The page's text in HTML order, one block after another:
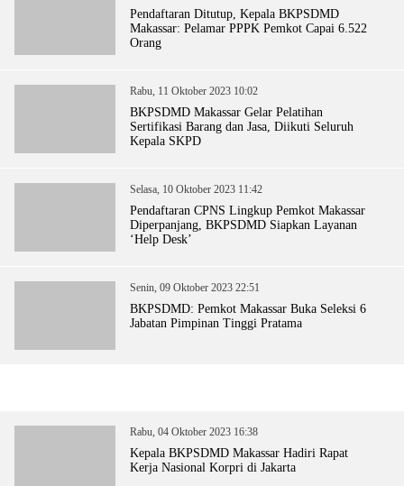
Pendaftaran Ditutup, Kepala BKPSDMD
Makassar: Pelamar PPPK Pemkot Capai 6.522
Orang
Rabu, 11 Oktober 2023 10:02
BKPSDMD Makassar Gelar Pelatihan
Sertifikasi Barang dan Jasa, Diikuti Seluruh
Kepala SKPD
Selasa, 10 Oktober 2023 11:42
Pendaftaran CPNS Lingkup Pemkot Makassar
Diperpanjang, BKPSDMD Siapkan Layanan
‘Help Desk’
Senin, 09 Oktober 2023 22:51
BKPSDMD: Pemkot Makassar Buka Seleksi 6
Jabatan Pimpinan Tinggi Pratama
Rabu, 04 Oktober 2023 16:38
Kepala BKPSDMD Makassar Hadiri Rapat
Kerja Nasional Korpri di Jakarta